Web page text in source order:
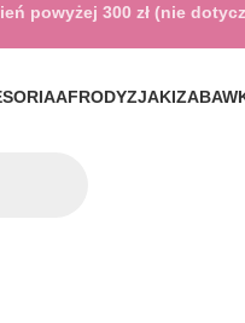
AFRODYZJAKI
powyżej 300 zł (nie